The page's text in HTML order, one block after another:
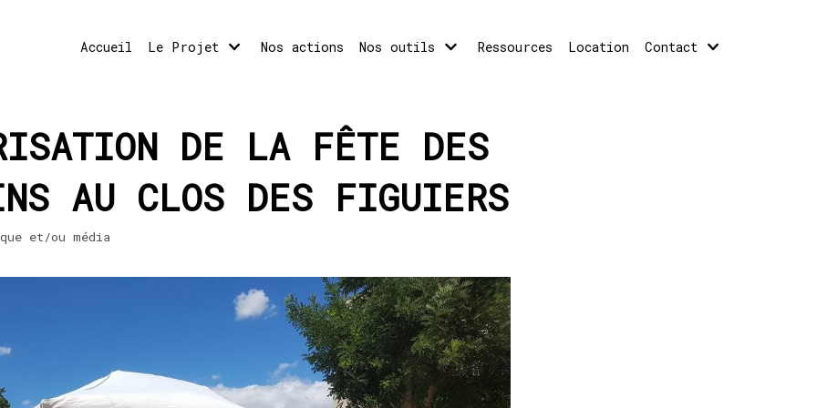
Accueil Le Projet Nos actions Nos outils Ressources Location Contact
DE LA FÊTE DES
AU CLOS DES FIGUIERS
et/ou média